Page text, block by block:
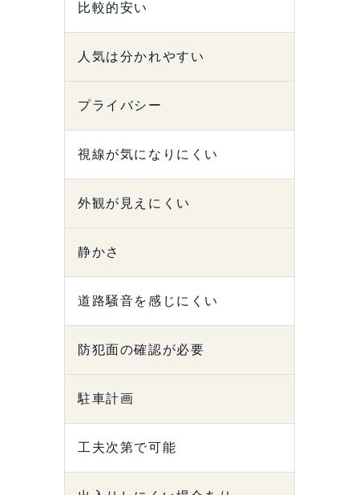
比較的安い
人気は分かれやすい
プライバシー
視線が気になりにくい
外観が見えにくい
静かさ
道路騒音を感じにくい
防犯面の確認が必要
駐車計画
工夫次第で可能